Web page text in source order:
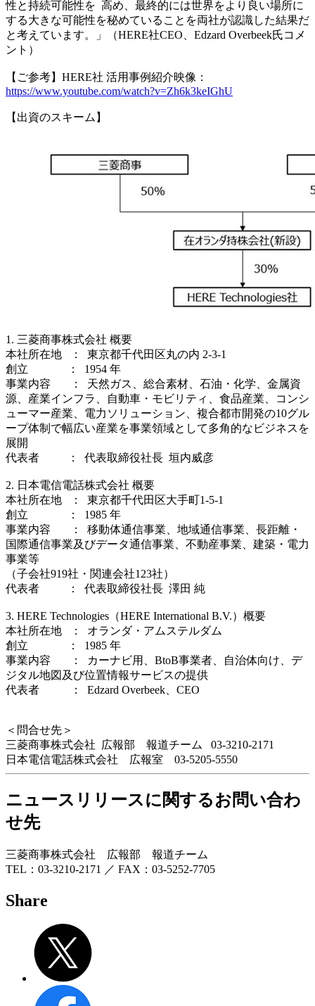
性と持続可能性を 高め、最終的には世界をより良い場所に
する大きな可能性を秘めていることを両社が認識した結果だ
と考えています。」（HERE社CEO、Edzard Overbeek氏コメ
ント）
【ご参考】HERE社 活用事例紹介映像：
https://www.youtube.com/watch?v=Zh6k3keIGhU
【出資のスキーム】
1. 三菱商事株式会社 概要
本社所在地 ： 東京都千代田区丸の内 2-3-1
創立 ： 1954 年
事業内容 ： 天然ガス、総合素材、石油・化学、金属資
源、産業インフラ、自動車・モビリティ、食品産業、コンシ
ューマー産業、電力ソリューション、複合都市開発の10グル
ープ体制で幅広い産業を事業領域として多角的なビジネスを
展開
代表者 ： 代表取締役社長 垣内威彦
2. 日本電信電話株式会社 概要
本社所在地 ： 東京都千代田区大手町1-5-1
創立 ： 1985 年
事業内容 ： 移動体通信事業、地域通信事業、長距離・
国際通信事業及びデータ通信事業、不動産事業、建築・電力
事業等
（子会社919社・関連会社123社）
代表者 ： 代表取締役社長 澤田 純
3. HERE Technologies（HERE International B.V.）概要
本社所在地 ： オランダ・アムステルダム
創立 ： 1985 年
事業内容 ： カーナビ用、BtoB事業者、自治体向け、デ
ジタル地図及び位置情報サービスの提供
代表者 ： Edzard Overbeek、CEO
＜問合せ先＞
三菱商事株式会社 広報部 報道チーム 03-3210-2171
日本電信電話株式会社 広報室 03-5205-5550
ニュースリリースに関するお問い合わ
せ先
三菱商事株式会社 広報部 報道チーム
TEL：03-3210-2171 ／ FAX：03-5252-7705
Share